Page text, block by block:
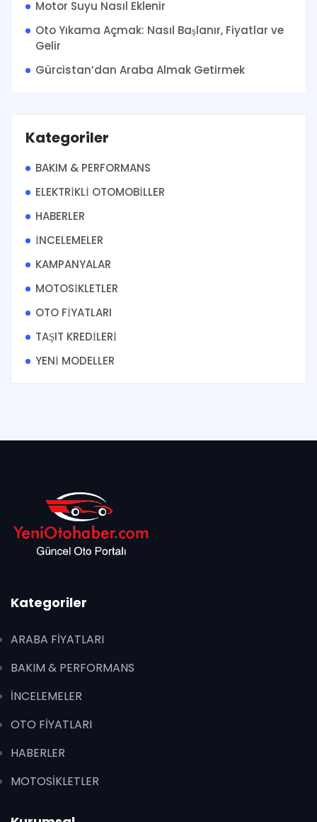
Motor Suyu Nasıl Eklenir
Oto Yıkama Açmak: Nasıl Başlanır, Fiyatlar ve
Gelir
Gürcistan’dan Araba Almak Getirmek
Kategoriler
BAKIM & PERFORMANS
ELEKTRİKLİ OTOMOBİLLER
HABERLER
İNCELEMELER
KAMPANYALAR
MOTOSİKLETLER
OTO FİYATLARI
TAŞIT KREDİLERİ
YENİ MODELLER
Kategoriler
ARABA FİYATLARI
BAKIM & PERFORMANS
İNCELEMELER
OTO FİYATLARI
HABERLER
MOTOSİKLETLER